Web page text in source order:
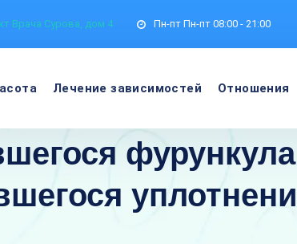
Врача Сурова, дом 4 Пн-пт Пн-пт 08:00 - 21:00
Лечение зависимостей Отношения